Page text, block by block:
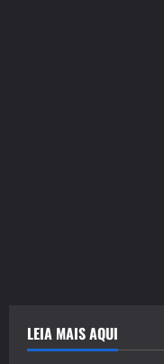
LEIA MAIS AQUI